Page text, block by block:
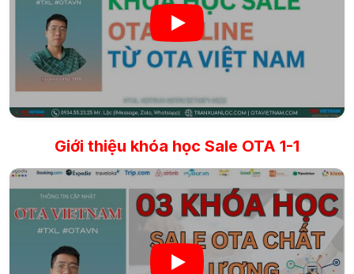
Giới thiệu khóa học Sale OTA 1-1